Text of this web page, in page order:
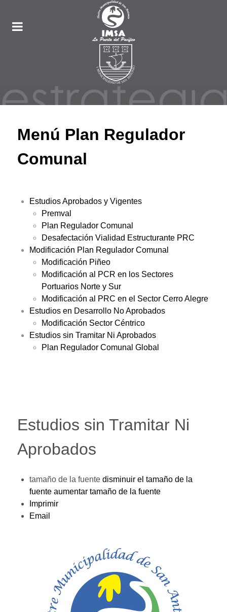
Menú Plan Regulador
Comunal
Estudios Aprobados y Vigentes
Premval
Plan Regulador Comunal
Desafectación Vialidad Estructurante PRC
Modificación Plan Regulador Comunal
Modificación Piñeo
Modificación al PCR en los Sectores
Portuarios Norte y Sur
Modificación al PRC en el Sector Cerro Alegre
Estudios en Desarrollo No Aprobados
Modificación Sector Céntrico
Estudios sin Tramitar Ni Aprobados
Plan Regulador Comunal Global
Estudios sin Tramitar Ni
Aprobados
tamaño de la fuente disminuir el tamaño de la
fuente aumentar tamaño de la fuente
Imprimir
Email